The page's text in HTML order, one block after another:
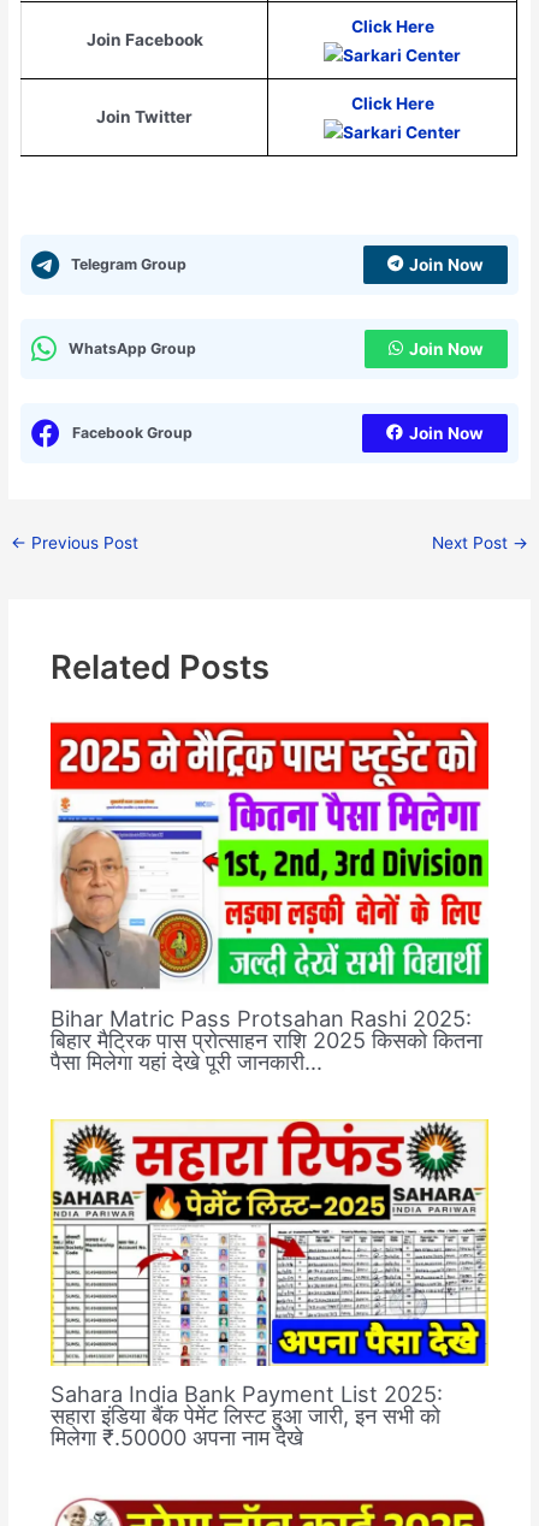
Join Facebook
Click Here
Join Twitter
Click Here
Telegram Group Join Now
WhatsApp Group Join Now
Facebook Group Join Now
← Previous Post Next Post →
Related Posts
Bihar Matric Pass Protsahan Rashi 2025:
बिहार मैट्रिक पास प्रोत्साहन राशि 2025 किसको कितना
पैसा मिलेगा यहां देखे पूरी जानकारी…
Sahara India Bank Payment List 2025:
सहारा इंडिया बैंक पेमेंट लिस्ट हुआ जारी, इन सभी को
मिलेगा ₹.50000 अपना नाम देखे